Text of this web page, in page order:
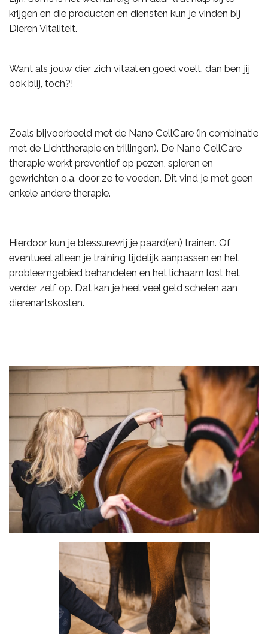
krijgen en die producten en diensten kun je vinden bij
Dieren Vitaliteit.
Want als jouw dier zich vitaal en goed voelt, dan ben jij
ook blij, toch?!
Zoals bijvoorbeeld met de Nano CellCare (in combinatie
met de Lichttherapie en trillingen). De Nano CellCare
therapie werkt preventief op pezen, spieren en
gewrichten o.a. door ze te voeden. Dit vind je met geen
enkele andere therapie.
Hierdoor kun je blessurevrij je paard(en) trainen. Of
eventueel alleen je training tijdelijk aanpassen en het
probleemgebied behandelen en het lichaam lost het
verder zelf op. Dat kan je heel veel geld schelen aan
dierenartskosten.